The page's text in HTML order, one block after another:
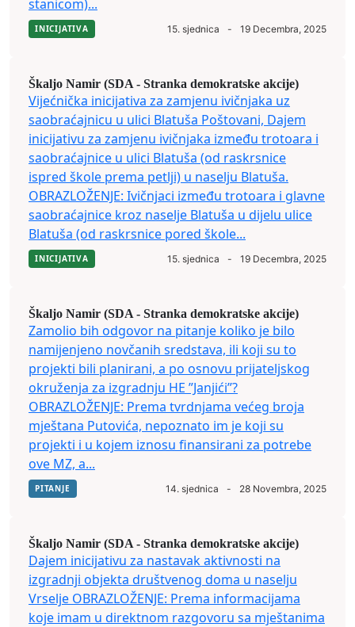
stanicom)...
INICIJATIVA 15. sjednica - 19 Decembra, 2025
Škaljo Namir (SDA - Stranka demokratske akcije)
Vijećnička inicijativa za zamjenu ivičnjaka uz
saobraćajnicu u ulici Blatuša Poštovani, Dajem
inicijativu za zamjenu ivičnjaka između trotoara i
saobraćajnice u ulici Blatuša (od raskrsnice
ispred škole prema petlji) u naselju Blatuša.
OBRAZLOŽENJE: Ivičnjaci između trotoara i glavne
saobraćajnice kroz naselje Blatuša u dijelu ulice
Blatuša (od raskrsnice pored škole...
INICIJATIVA 15. sjednica - 19 Decembra, 2025
Škaljo Namir (SDA - Stranka demokratske akcije)
Zamolio bih odgovor na pitanje koliko je bilo
namijenjeno novčanih sredstava, ili koji su to
projekti bili planirani, a po osnovu prijateljskog
okruženja za izgradnju HE ”Janjići”?
OBRAZLOŽENJE: Prema tvrdnjama većeg broja
mještana Putovića, nepoznato im je koji su
projekti i u kojem iznosu finansirani za potrebe
ove MZ, a...
PITANJE 14. sjednica - 28 Novembra, 2025
Škaljo Namir (SDA - Stranka demokratske akcije)
Dajem inicijativu za nastavak aktivnosti na
izgradnji objekta društvenog doma u naselju
Vrselje OBRAZLOŽENJE: Prema informacijama
koje imam u direktnom razgovoru sa mještanima